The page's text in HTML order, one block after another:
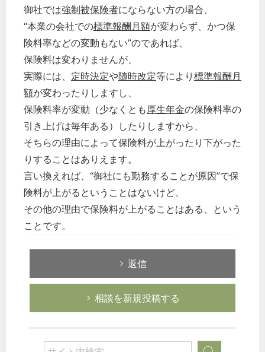
御社では強制被保険者にならない方の場合、
“本業の会社での標準報酬月額が変わらず、かつ保
険料率などの変動もない”のであれば、
保険料は変わりませんが、
実際には、 定時決定や随時改定等により 標準報酬月
額が変わったりしますし、
保険料率が変動（少なくとも厚生年金の保険料率の
引き上げは毎年ある）したりしますから、
そちらの理由によって保険料が上がったり下がった
りすることはありえます。
言い換えれば、“御社にも勤務することが原因”で保
険料が上がるということはないけど、
その他の理由で保険料が上がることはある、という
ことです。
返信
相談を新規投稿する
どのカテゴリーに投稿しますか？
選択してください
労務管理
企業法務
経営の知恵
総務の給湯室
秘書のノウハウ
次へ